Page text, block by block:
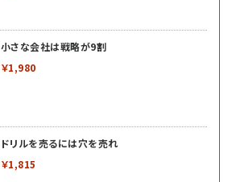
小さな会社は戦略が9割
￥1,980
ドリルを売るには穴を売れ
￥1,815